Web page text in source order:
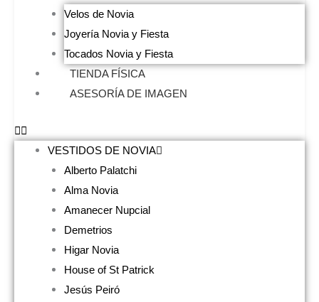
Velos de Novia
Joyería Novia y Fiesta
Tocados Novia y Fiesta
TIENDA FÍSICA
ASESORÍA DE IMAGEN
VESTIDOS DE NOVIA
Alberto Palatchi
Alma Novia
Amanecer Nupcial
Demetrios
Higar Novia
House of St Patrick
Jesús Peiró